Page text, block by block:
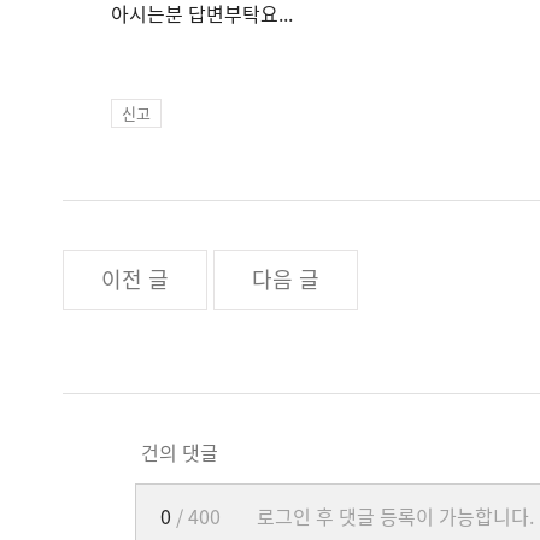
아시는분 답변부탁요...
신고
이전 글 다음 글
건의 댓글
로그인 후 댓글 등록이 가능합니다.
0 / 400